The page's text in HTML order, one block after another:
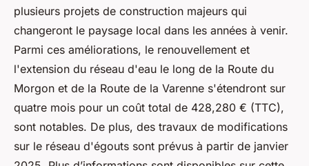
plusieurs projets de construction majeurs qui
changeront le paysage local dans les années à venir.
Parmi ces améliorations, le renouvellement et
l'extension du réseau d'eau le long de la Route du
Morgon et de la Route de la Varenne s'étendront sur
quatre mois pour un coût total de 428,280 € (TTC),
sont notables. De plus, des travaux de modifications
sur le réseau d'égouts sont prévus à partir de janvier